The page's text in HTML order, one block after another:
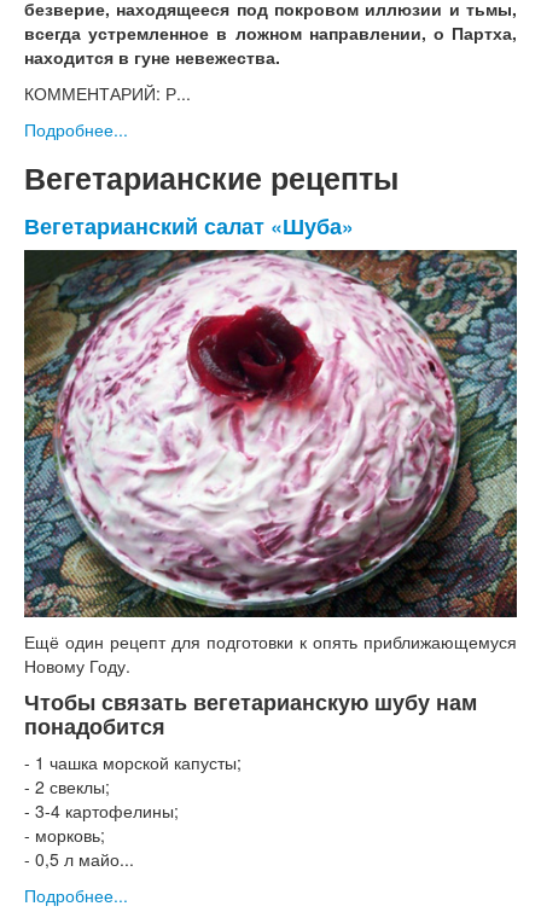
безверие, находящееся под покровом иллюзии и тьмы,
всегда устремленное в ложном направлении, о Партха,
находится в гуне невежества.
КОММЕНТАРИЙ: Р...
Подробнее...
Вегетарианские рецепты
Вегетарианский салат «Шуба»
Ещё один рецепт для подготовки к опять приближающемуся
Новому Году.
Чтобы связать вегетарианскую шубу нам
понадобится
- 1 чашка морской капусты;
- 2 свеклы;
- 3-4 картофелины;
- морковь;
- 0,5 л майо...
Подробнее...